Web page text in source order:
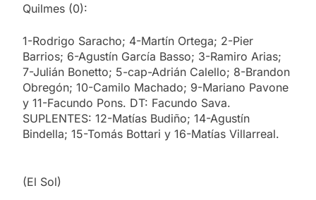
Quilmes (0):
1-Rodrigo Saracho; 4-Martín Ortega; 2-Pier
Barrios; 6-Agustín García Basso; 3-Ramiro Arias;
7-Julián Bonetto; 5-cap-Adrián Calello; 8-Brandon
Obregón; 10-Camilo Machado; 9-Mariano Pavone
y 11-Facundo Pons. DT: Facundo Sava.
SUPLENTES: 12-Matías Budiño; 14-Agustín
Bindella; 15-Tomás Bottari y 16-Matías Villarreal.
(El Sol)